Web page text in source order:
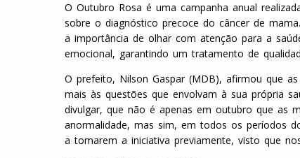
O Outubro Rosa é uma campanha anual
sobre o diagnóstico precoce do câncer de
a importância de olhar com atenção para a
emocional, garantindo um tratamento de
O prefeito, Nilson Gaspar (MDB), afirmou que
mais às questões que envolvam à sua própria
divulgar, que não é apenas em outubro que as
anormalidade, mas sim, em todos os períodos
a tomarem a iniciativa previamente, visto que